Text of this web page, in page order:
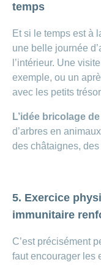
temps
Et si le temps est à
une belle journée
l’intérieur. Une
exemple, ou un
avec les petits
L’idée bricolage
d’arbres en
des châtaignes,
5. Exercice
immunitaire
C’est précisément
faut encourager les